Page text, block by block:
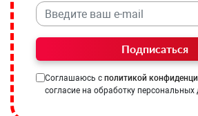
Подписаться
Соглашаюсь с политикой
согласие на обработку